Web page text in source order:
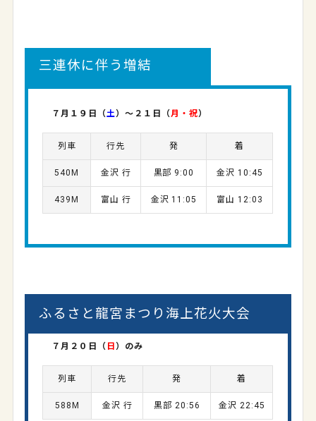
三連休に伴う増結
７月１９日（土）～２１日（月・祝）
列車 行先 発 着
540M 金沢 行 黒部 9:00 金沢 10:45
439M 富山 行 金沢 11:05 富山 12:03
ふるさと龍宮まつり海上花火大会
７月２０日（ 日 ）のみ
列車 行先 発 着
588M 金沢 行 黒部 20:56 金沢 22:45